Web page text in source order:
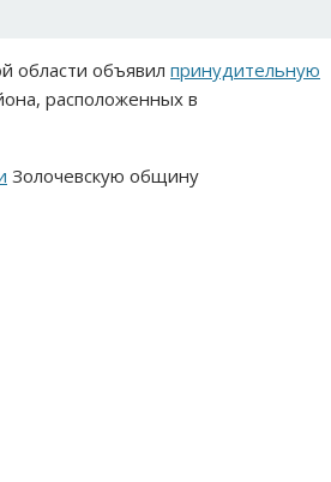
области объявил принудительную
расположенных в
Золочевскую общину